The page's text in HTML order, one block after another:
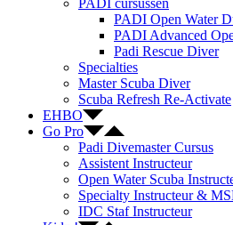
PADI cursussen
PADI Open Water
PADI Advanced
Padi Rescue Diver
Specialties
Master Scuba Diver
Scuba Refresh Re-Activate
EHBO
Go Pro
Padi Divemaster Cursus
Assistent Instructeur
Open Water Scuba
Specialty Instructeur &
IDC Staf Instructeur